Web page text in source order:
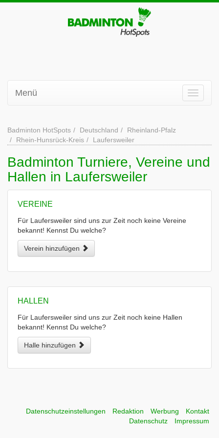
Menü
Badminton HotSpots Deutschland
Rheinland-Pfalz
Rhein-Hunsrück-Kreis
Laufersweiler
Badminton Turniere, Vereine und
Hallen in Laufersweiler
VEREINE
Für Laufersweiler sind uns zur Zeit noch keine Vereine
bekannt! Kennst Du welche?
Verein hinzufügen
HALLEN
Für Laufersweiler sind uns zur Zeit noch keine Hallen
bekannt! Kennst Du welche?
Halle hinzufügen
Datenschutzeinstellungen Redaktion Werbung
Kontakt
Datenschutz
Impressum